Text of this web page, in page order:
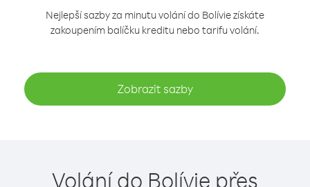
Nejlepší sazby za minutu volání do Bolívie získáte
zakoupením balíčku kreditu nebo tarifu volání.
Zobrazit sazby
Volání do Bolívie přes